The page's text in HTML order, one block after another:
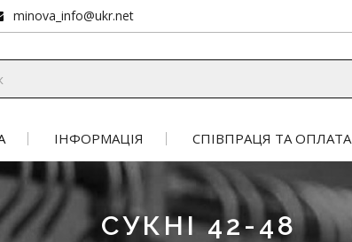
minova_info@ukr.net
ІНФОРМАЦІЯ СПІВПРАЦЯ ТА ОПЛАТА
СУКНІ 42-48